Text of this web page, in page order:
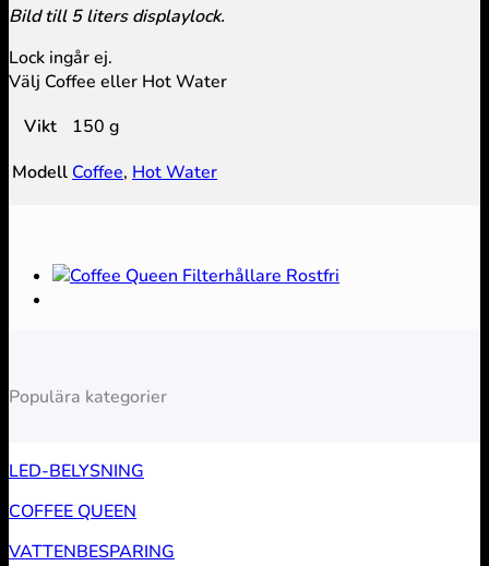
Bild till 5 liters displaylock.
Lock ingår ej.
Välj Coffee eller Hot Water
Vikt
150 g
Modell Coffee, Hot Water
Populära kategorier
LED-BELYSNING
COFFEE QUEEN
VATTENBESPARING